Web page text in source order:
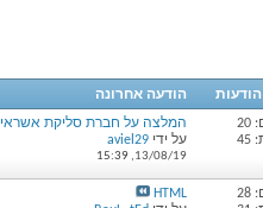
הודעה אחרונה
המלצה על חברת סליקת אשראי
על ידי aviel29
13/08/19,
15:39
HTML